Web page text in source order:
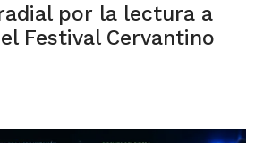
por la lectura a
Festival Cervantino